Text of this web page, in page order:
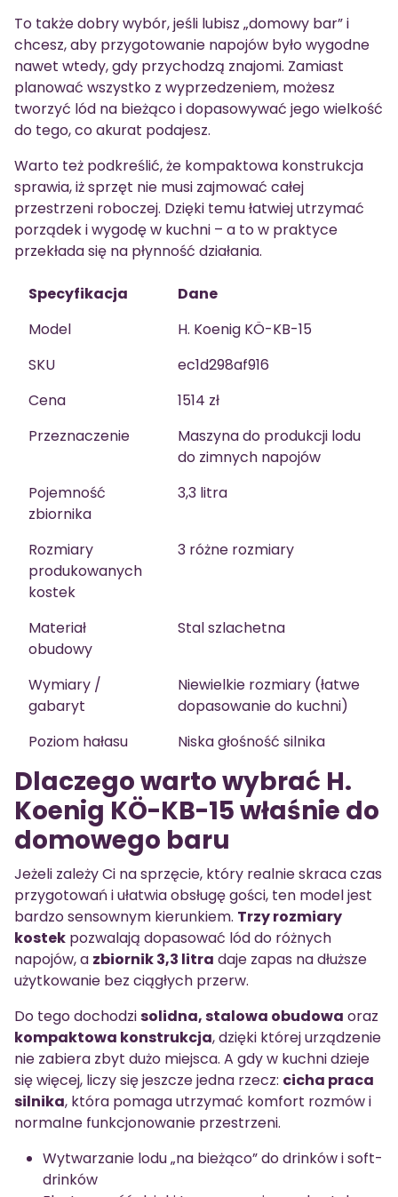
To także dobry wybór, jeśli lubisz „domowy bar” i
chcesz, aby przygotowanie napojów było wygodne
nawet wtedy, gdy przychodzą znajomi. Zamiast
planować wszystko z wyprzedzeniem, możesz
tworzyć lód na bieżąco i dopasowywać jego wielkość
do tego, co akurat podajesz.
Warto też podkreślić, że kompaktowa konstrukcja
sprawia, iż sprzęt nie musi zajmować całej
przestrzeni roboczej. Dzięki temu łatwiej utrzymać
porządek i wygodę w kuchni – a to w praktyce
przekłada się na płynność działania.
Specyfikacja
Dane
Model
H. Koenig KÖ-KB-15
SKU
ec1d298af916
Cena
1514 zł
Przeznaczenie
Maszyna do produkcji lodu
do zimnych napojów
Pojemność
zbiornika
3,3 litra
Rozmiary
produkowanych
kostek
3 różne rozmiary
Materiał
obudowy
Stal szlachetna
Wymiary /
gabaryt
Niewielkie rozmiary (łatwe
dopasowanie do kuchni)
Poziom hałasu
Niska głośność silnika
Dlaczego warto wybrać H.
Koenig KÖ-KB-15 właśnie do
domowego baru
Jeżeli zależy Ci na sprzęcie, który realnie skraca czas
przygotowań i ułatwia obsługę gości, ten model jest
bardzo sensownym kierunkiem. Trzy rozmiary
kostek pozwalają dopasować lód do różnych
napojów, a zbiornik 3,3 litra daje zapas na dłuższe
użytkowanie bez ciągłych przerw.
Do tego dochodzisolidna, stalowa obudowa oraz
kompaktowa konstrukcja, dzięki której urządzenie
nie zabiera zbyt dużo miejsca. A gdy w kuchni dzieje
się więcej, liczy się jeszcze jedna rzecz: cicha praca
silnika, która pomaga utrzymać komfort rozmów i
normalne funkcjonowanie przestrzeni.
Wytwarzanie lodu „na bieżąco” do drinków i soft-
drinków